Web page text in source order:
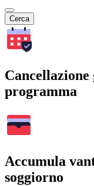
Cerca
programma
Accumula
soggiorno